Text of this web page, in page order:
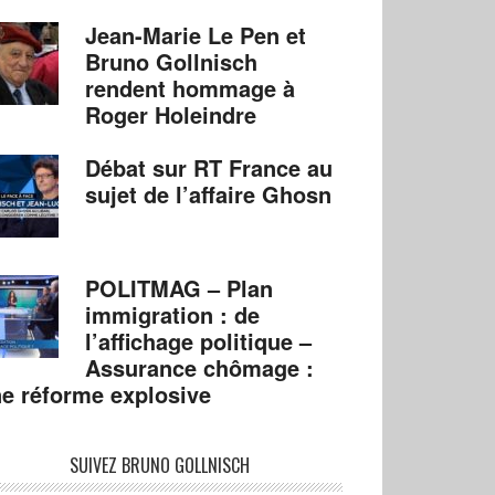
Jean-Marie Le Pen et
Bruno Gollnisch
rendent hommage à
Roger Holeindre
Débat sur RT France au
sujet de l’affaire Ghosn
POLITMAG – Plan
immigration : de
l’affichage politique –
Assurance chômage :
réforme explosive
SUIVEZ BRUNO GOLLNISCH